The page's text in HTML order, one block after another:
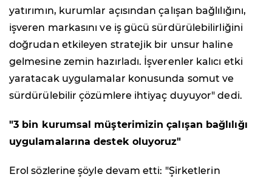
yatırımın, kurumlar açısından çalışan bağlılığını,
işveren markasını ve iş gücü sürdürülebilirliğini
doğrudan etkileyen stratejik bir unsur haline
gelmesine zemin hazırladı. İşverenler kalıcı etki
yaratacak uygulamalar konusunda somut ve
sürdürülebilir çözümlere ihtiyaç duyuyor" dedi.
"3 bin kurumsal müşterimizin çalışan bağlılığı
uygulamalarına destek oluyoruz"
Erol sözlerine şöyle devam etti: "Şirketlerin